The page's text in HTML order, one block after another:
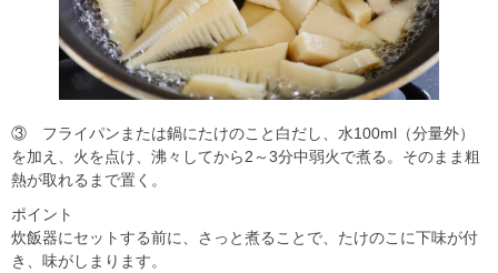
③ フライパンまたは鍋にたけのこと白だし、水100ml（分量外）
を加え、火を点け、沸々してから2～3分中弱火で煮る。そのまま粗
熱が取れるまで置く。
ポイント
炊飯器にセットする前に、さっと煮ることで、たけのこに下味が付
き、味がしまります。